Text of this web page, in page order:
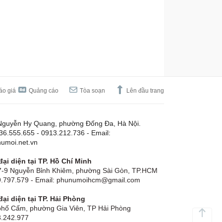
giá Quảng cáo Tòa soạn Lên đầu trang
Hy Quang, phường Đống Đa, Hà Nội.
- 0913.212.736 - Email:
diện tại TP. Hồ Chí Minh
9 Nguyễn Bỉnh Khiêm, phường Sài Gòn, TP.HCM
- Email: phunumoihcm@gmail.com
diện tại TP. Hải Phòng
Cấm, phường Gia Viên, TP Hải Phòng